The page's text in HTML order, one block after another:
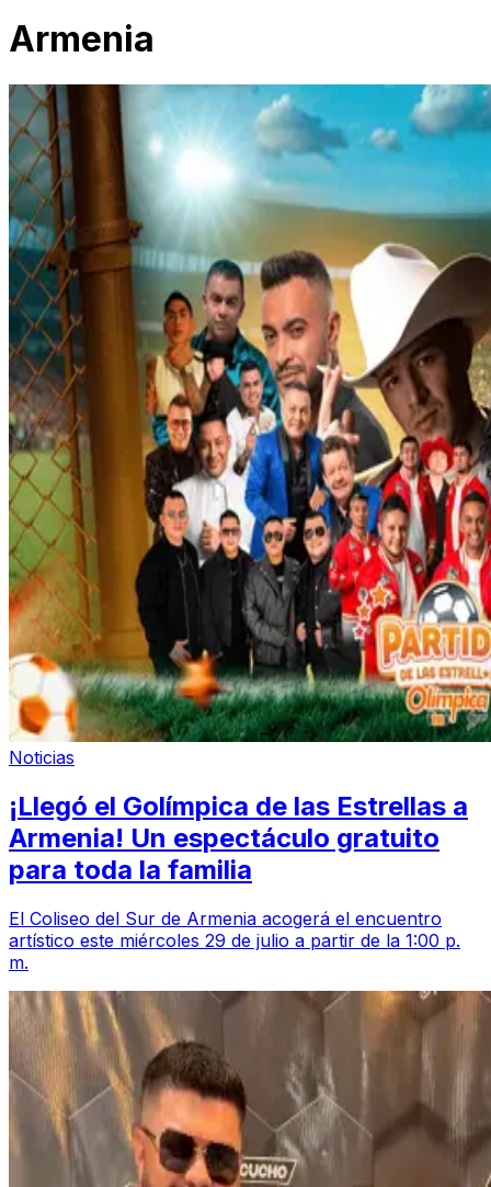
Armenia
Noticias
¡Llegó el Golímpica de las Estrellas a
Armenia! Un espectáculo gratuito
para toda la familia
El Coliseo del Sur de Armenia acogerá el encuentro
artístico este miércoles 29 de julio a partir de la 1:00 p.
m.